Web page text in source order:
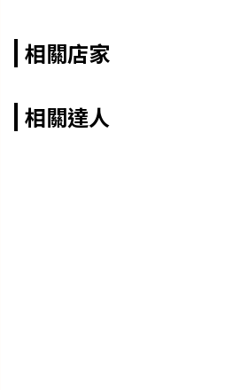
相關店家
相關達人